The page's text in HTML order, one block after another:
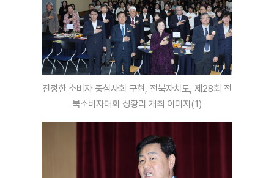
진정한 소비자 중심사회 구현, 전북자치도, 제28회 전
북소비자대회 성황리 개최 이미지(1)